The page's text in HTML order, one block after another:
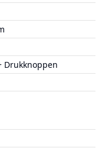
Drukknoppen